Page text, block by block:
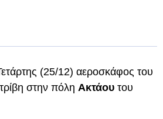
(25/12) αεροσκάφος του
στην πόλη Ακτάου του